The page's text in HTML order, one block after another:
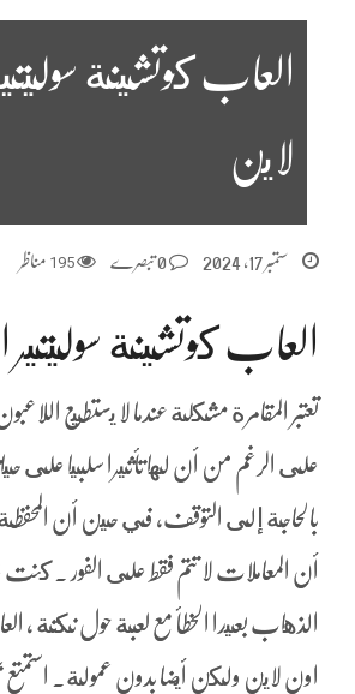
العاب كوتشينة
لاين
ستمبر 17, 2024 195 مناظر
العاب كوتشينة
تعتبر المقامرة مشكلة عندما لا يستطيع
على الرغم من أن لها تأثيرا سلبيا على
بالحاجة إلى التوقف، في حين أن
أن المعاملات لا تتم فقط على الفور . كنت
الذهاب بعيدا الخطأ مع لعبة حول نكتة ،
اون لاين ولكن أيضا بدون عمولة. استمتع